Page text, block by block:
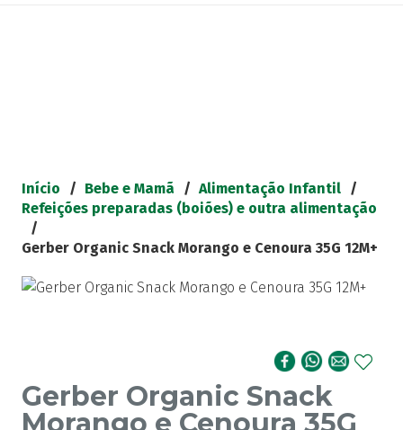
Início / Bebe e Mamã / Alimentação Infantil /
Refeições preparadas (boiões) e outra alimentação
/
Gerber Organic Snack Morango e Cenoura 35G 12M+
Gerber Organic Snack